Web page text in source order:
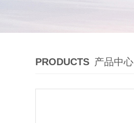
PRODUCTS 产品中心